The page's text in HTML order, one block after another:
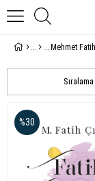
Sıralama
%30